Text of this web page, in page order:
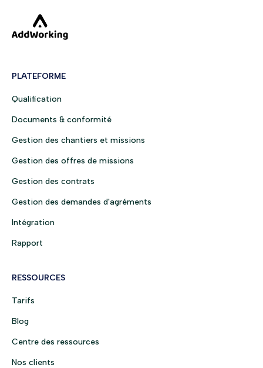
PLATEFORME
Qualification
Documents & conformité
Gestion des chantiers et missions
Gestion des offres de missions
Gestion des contrats
Gestion des demandes d'agréments
Intégration
Rapport
RESSOURCES
Tarifs
Blog
Centre des ressources
Nos clients